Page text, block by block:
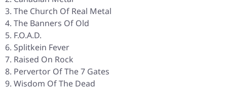
The Church Of Real Metal
The Banners Of Old
F.O.A.D.
Splitkein Fever
Raised On Rock
Pervertor Of The 7 Gates
Wisdom Of The Dead